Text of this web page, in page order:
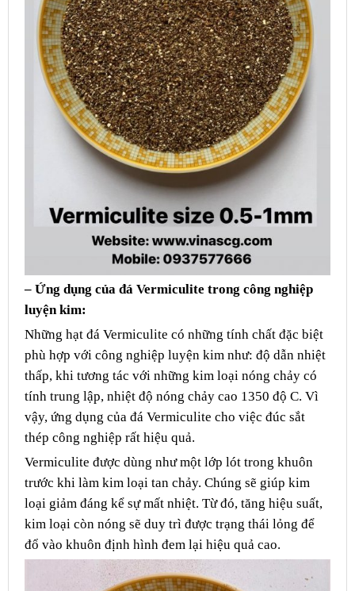
– Ứng dụng của đá Vermiculite trong công nghiệp
luyện kim:
Những hạt đá Vermiculite có những tính chất đặc biệt
phù hợp với công nghiệp luyện kim như: độ dẫn nhiệt
thấp, khi tương tác với những kim loại nóng chảy có
tính trung lập, nhiệt độ nóng chảy cao 1350 độ C. Vì
vậy, ứng dụng của đá Vermiculite cho việc đúc sắt
thép công nghiệp rất hiệu quả.
Vermiculite được dùng như một lớp lót trong khuôn
trước khi làm kim loại tan chảy. Chúng sẽ giúp kim
loại giảm đáng kể sự mất nhiệt. Từ đó, tăng hiệu suất,
kim loại còn nóng sẽ duy trì được trạng thái lỏng để
đổ vào khuôn định hình đem lại hiệu quả cao.